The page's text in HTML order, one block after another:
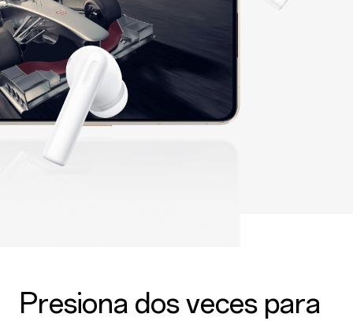
Presiona dos veces para